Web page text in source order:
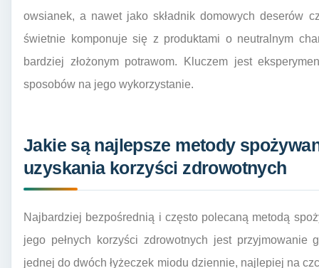
owsianek, a nawet jako składnik domowych deserów
świetnie komponuje się z produktami o neutralnym
bardziej złożonym potrawom. Kluczem jest
sposobów na jego wykorzystanie.
Jakie są najlepsze metody
uzyskania korzyści zdrowotnych
Najbardziej bezpośrednią i często polecaną metodą
jego pełnych korzyści zdrowotnych jest przyjmowanie
jednej do dwóch łyżeczek miodu dziennie, najlepiej na